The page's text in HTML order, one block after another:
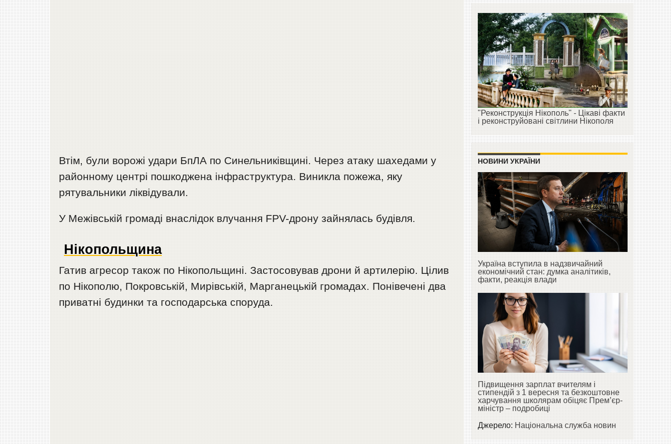
Втім, були ворожі удари БпЛА по Синельниківщині. Через атаку шахедами у
районному центрі пошкоджена інфраструктура. Виникла пожежа, яку
рятувальники ліквідували.
У Межівській громаді внаслідок влучання FPV-дрону зайнялась будівля.
Нікопольщина
Гатив агресор також по Нікопольщині. Застосовував дрони й артилерію. Цілив
по Нікополю, Покровській, Мирівській, Марганецькій громадах. Понівечені два
приватні будинки та господарська споруда.
"Реконструкція Нікополь" - Цікаві факти
і реконструйовані світлини Нікополя
НОВИНИ УКРАЇНИ
Україна вступила в надзвичайний
економічний стан: думка аналітиків,
факти, реакція влади
Підвищення зарплат вчителям і
стипендій з 1 вересня та безкоштовне
харчування школярам обіцяє Прем’єр-
міністр – подробиці
Джерело:Національна служба новин